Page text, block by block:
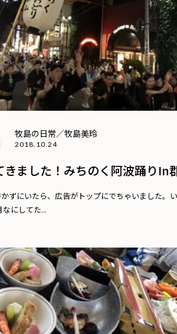
牧島の日常／牧島美玲
2018.10.24
きました！みちのく阿波踊りin
ずにいたら、広告がトップにでちゃいました。
にしてた...